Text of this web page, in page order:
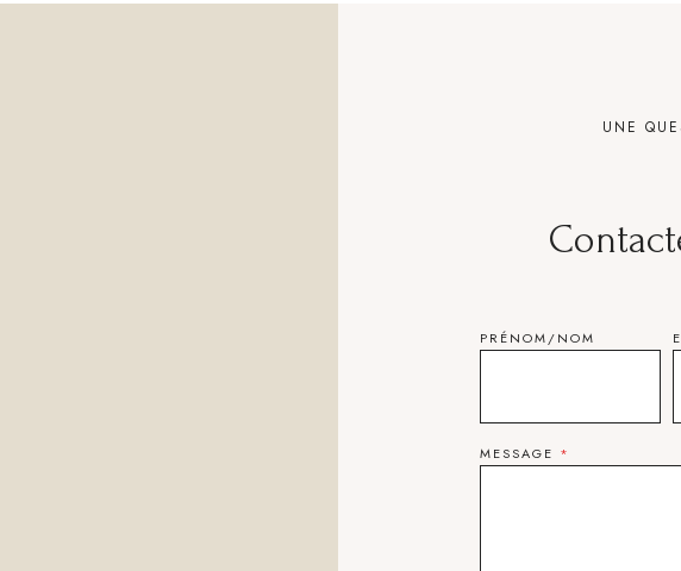
UNE
PRÉNOM/NOM
MESSAGE *